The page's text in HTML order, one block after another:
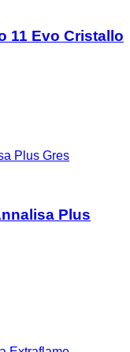
11 Evo Cristallo
Plus